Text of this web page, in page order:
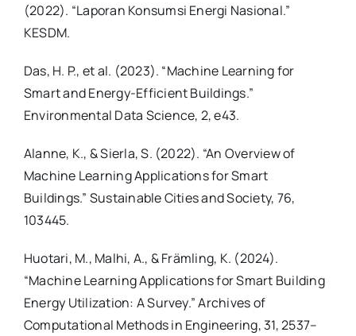
(2022). “Laporan Konsumsi Energi Nasional.”
KESDM.
Das, H. P., et al. (2023). “Machine Learning for
Smart and Energy-Efficient Buildings.”
Environmental Data Science, 2, e43.
Alanne, K., & Sierla, S. (2022). “An Overview of
Machine Learning Applications for Smart
Buildings.” Sustainable Cities and Society, 76,
103445.
Huotari, M., Malhi, A., & Främling, K. (2024).
“Machine Learning Applications for Smart Building
Energy Utilization: A Survey.” Archives of
Computational Methods in Engineering, 31, 2537–